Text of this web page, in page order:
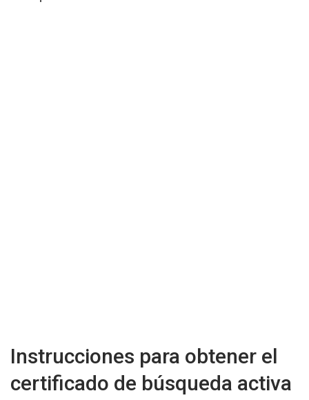
Instrucciones para obtener el
certificado de búsqueda activa